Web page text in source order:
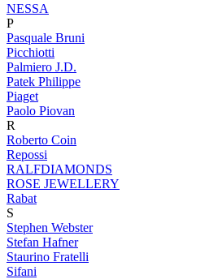
NESSA
P
Pasquale Bruni
Picchiotti
Palmiero J.D.
Patek Philippe
Piaget
Paolo Piovan
R
Roberto Coin
Repossi
RALFDIAMONDS
ROSE JEWELLERY
Rabat
S
Stephen Webster
Stefan Hafner
Staurino Fratelli
Sifani